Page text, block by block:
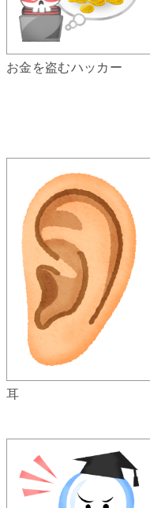
お金を盗むハッカー
耳